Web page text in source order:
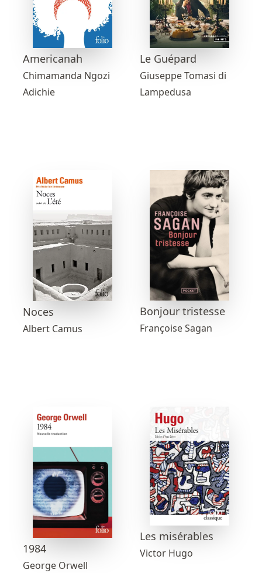
Americanah
Chimamanda Ngozi
Adichie
Le Guépard
Giuseppe Tomasi di
Lampedusa
Noces
Albert Camus
Bonjour tristesse
Françoise Sagan
1984
George Orwell
Les misérables
Victor Hugo